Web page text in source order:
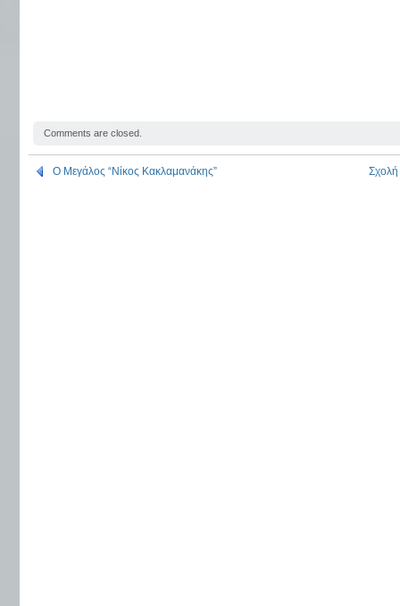
Comments are closed.
Ο Μεγάλος “Νίκος Κακλαμανάκης” Σχολή